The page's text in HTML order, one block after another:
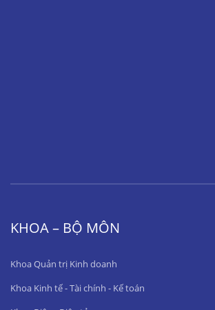
KHOA – BỘ MÔN
Khoa Quản trị Kinh doanh
Khoa Kinh tế - Tài chính - Kế toán